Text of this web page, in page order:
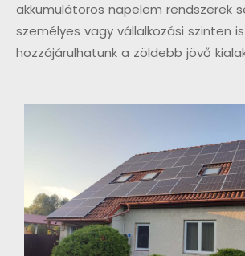
akkumulátoros napelem rendszerek
személyes vagy vállalkozási szinten
hozzájárulhatunk a zöldebb jövő